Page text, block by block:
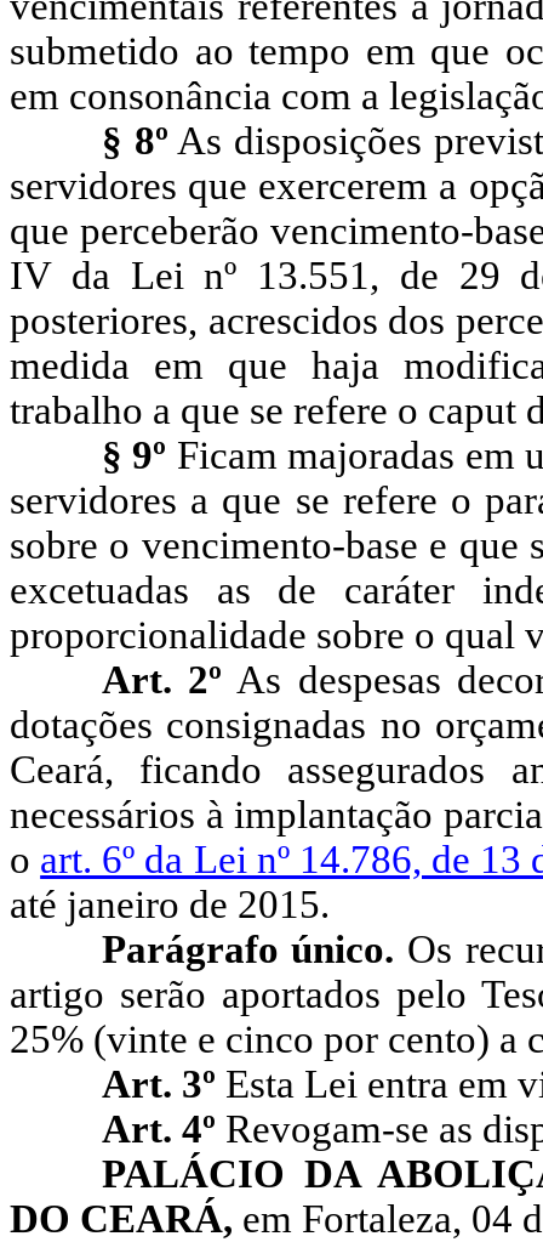
submetido ao tempo em que
em consonância com a
§ 8º As disposições
servidores que exercerem a
que perceberão vencimento-
IV da Lei nº 13.551, de 29
posteriores, acrescidos dos
medida em que haja
trabalho a que se refere o caput
§ 9º Ficam majoradas em
servidores a que se refere o
sobre o vencimento-base e que
excetuadas as de caráter
proporcionalidade sobre o qual
Art. 2º As despesas
dotações consignadas no
Ceará, ficando assegurados
necessários à implantação
o art. 6º da Lei nº 14.786, de 13
até janeiro de 2015.
Parágrafo único. Os
artigo serão aportados pelo
25% (vinte e cinco por cento) a
Art. 3º Esta Lei entra em
Art. 4º Revogam-se as
PALÁCIO DA
DO CEARÁ, em Fortaleza, 04